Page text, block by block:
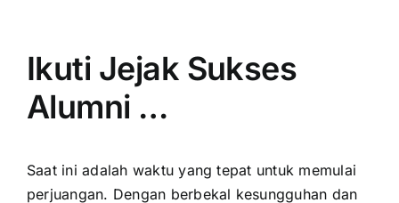
Ikuti Jejak Sukses
Alumni …
Saat ini adalah waktu yang tepat untuk memulai
perjuangan. Dengan berbekal kesungguhan dan